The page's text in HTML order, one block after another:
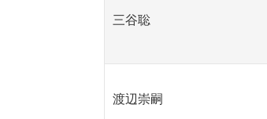
三谷聡
渡辺崇嗣